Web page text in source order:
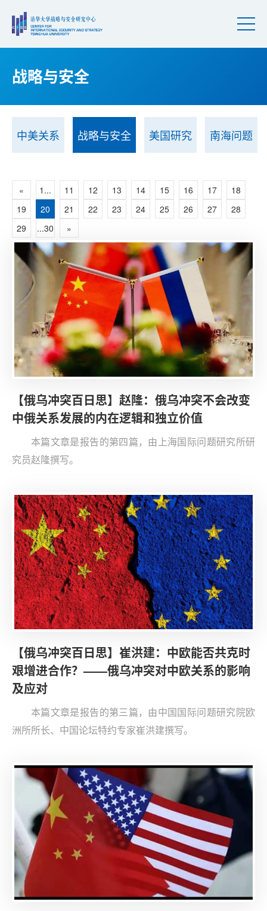
战略与安全
中美关系 战略与安全 美国研究 南海问题
« 1... 11 12 13 14 15 16 17
18
19
20 21 22 23 24 25 26 27
28
29
...30 »
【俄乌冲突百日思】赵隆：俄乌冲突不会改变
中俄关系发展的内在逻辑和独立价值
本篇文章是报告的第四篇，由上海国际问题研究所研
究员赵隆撰写。
【俄乌冲突百日思】崔洪建：中欧能否共克时
艰增进合作？——俄乌冲突对中欧关系的影响
及应对
本篇文章是报告的第三篇，由中国国际问题研究院欧
洲所所长、中国论坛特约专家崔洪建撰写。